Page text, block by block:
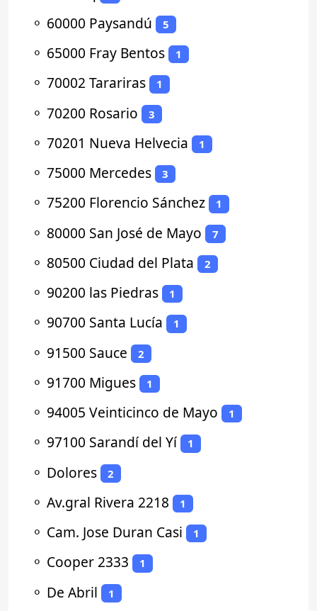
⚬ 60000 Paysandú 5
⚬ 65000 Fray Bentos 1
⚬ 70002 Tarariras 1
⚬ 70200 Rosario 3
⚬ 70201 Nueva Helvecia 1
⚬ 75000 Mercedes 3
⚬ 75200 Florencio Sánchez 1
⚬ 80000 San José de Mayo 7
⚬ 80500 Ciudad del Plata 2
⚬ 90200 las Piedras 1
⚬ 90700 Santa Lucía 1
⚬ 91500 Sauce 2
⚬ 91700 Migues 1
⚬ 94005 Veinticinco de Mayo 1
⚬ 97100 Sarandí del Yí 1
⚬ Dolores 2
⚬ Av.gral Rivera 2218 1
⚬ Cam. Jose Duran Casi 1
⚬ Cooper 2333 1
⚬ De Abril 1